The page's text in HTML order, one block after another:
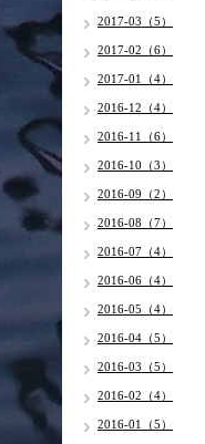
2017-03（5）
2017-02（6）
2017-01（4）
2016-12（4）
2016-11（6）
2016-10（3）
2016-09（2）
2016-08（7）
2016-07（4）
2016-06（4）
2016-05（4）
2016-04（5）
2016-03（5）
2016-02（4）
2016-01（5）